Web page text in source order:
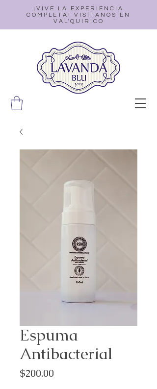
¡VIVE LA EXPERIENCIA
COMPLETA! VISÍTANOS EN
VAL'QUIRICO
Espuma
Antibacterial
$200.00